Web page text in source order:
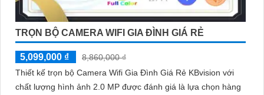
TRỌN BỘ CAMERA WIFI GIA ĐÌNH GIÁ RẺ
5,099,000 ₫
8,860,000 ₫
Thiết kế trọn bộ Camera Wifi Gia Đình Giá Rẻ KBvision với
chất lượng hình ảnh 2.0 MP được đánh giá là lựa chọn hàng